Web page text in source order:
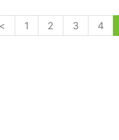
< 1 2 3 4